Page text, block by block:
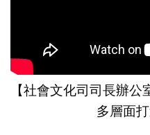
【社會文化司司長辦
多層面